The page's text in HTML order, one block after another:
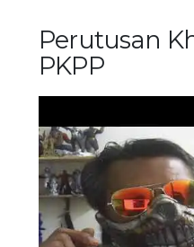
Perutusan
PKPP